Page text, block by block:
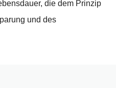
die dem Prinzip
und des